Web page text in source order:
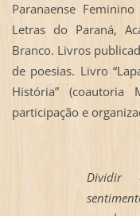
Paranaense
Letras do Paraná,
Branco. Livros
de poesias. Livro
História”
participação e
Dividir